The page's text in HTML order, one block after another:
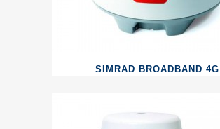
SIMRAD BROADBAND 4G